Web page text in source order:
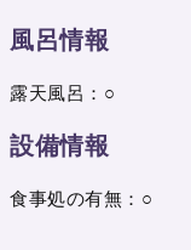
風呂情報
露天風呂：○
設備情報
食事処の有無：○